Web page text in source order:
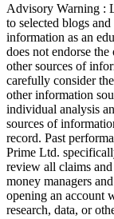
Advisory Warning :
to selected blogs
information as an
does not endorse
other sources of
carefully consider
other information
individual analysis
sources of
record. Past
Prime Ltd.
review all claims
money managers
opening an account
research, data, or